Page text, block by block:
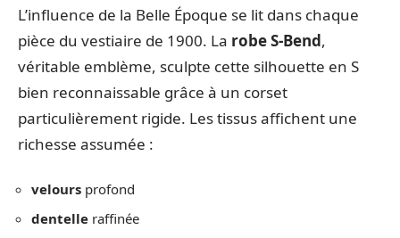
L’influence de la Belle Époque se lit dans chaque
pièce du vestiaire de 1900. La robe S-Bend,
véritable emblème, sculpte cette silhouette en S
bien reconnaissable grâce à un corset
particulièrement rigide. Les tissus affichent une
richesse assumée :
velours profond
dentelle raffinée